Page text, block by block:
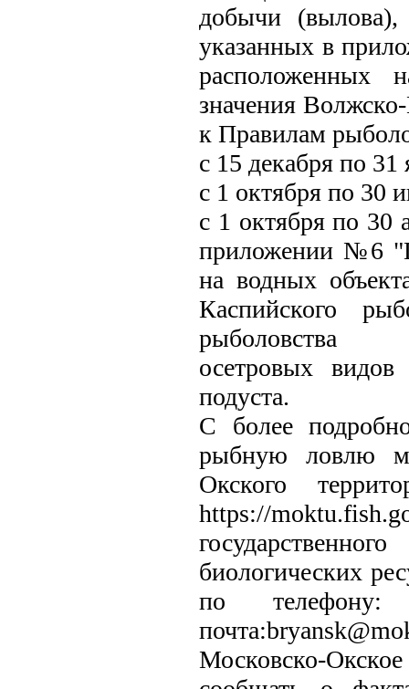
добычи
указанных в
расположенных
значения
к Правилам
с 15 декабря по
с 1 октября по 30
с 1 октября по 30
приложении №6
на водных
Каспийского
рыболовства
осетровых
подуста.
С более
рыбную ловлю
Окского
https://
биологических
по телефону:
Московско-